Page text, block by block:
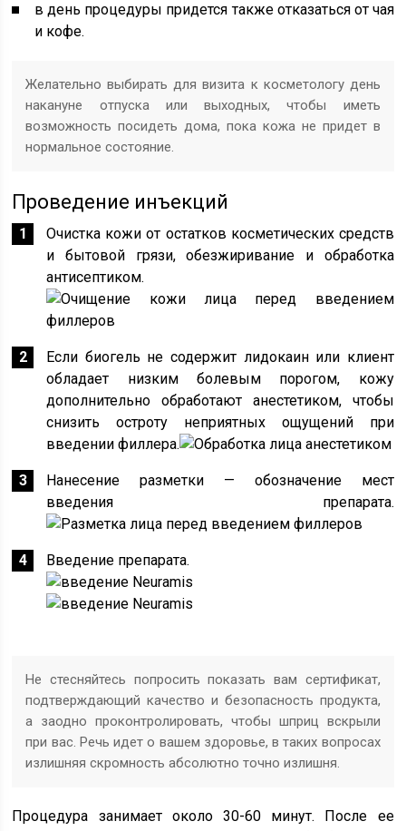
в день процедуры придется также отказаться от чая
и кофе.
Желательно выбирать для визита к косметологу день
накануне отпуска или выходных, чтобы иметь
возможность посидеть дома, пока кожа не придет в
нормальное состояние.
Проведение инъекций
Очистка кожи от остатков косметических средств
и бытовой грязи, обезжиривание и обработка
антисептиком.
Если биогель не содержит лидокаин или клиент
обладает низким болевым порогом, кожу
дополнительно обработают анестетиком, чтобы
снизить остроту неприятных ощущений при
введении филлера.
Нанесение разметки — обозначение мест
введения препарата.
Введение препарата.
Не стесняйтесь попросить показать вам сертификат,
подтверждающий качество и безопасность продукта,
а заодно проконтролировать, чтобы шприц вскрыли
при вас. Речь идет о вашем здоровье, в таких вопросах
излишняя скромность абсолютно точно излишня.
Процедура занимает около 30-60 минут. После ее